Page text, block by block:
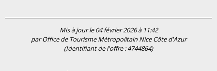
Mis à jour le 04 février 2026 à 11:42
par Office de Tourisme Métropolitain Nice Côte d'Azur
(Identifiant de l'offre :4744864)